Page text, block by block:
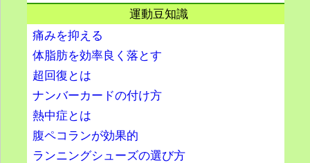
運動豆知識
痛みを抑える
体脂肪を効率良く落とす
超回復とは
ナンバーカードの付け方
熱中症とは
腹ペコランが効果的
ランニングシューズの選び方